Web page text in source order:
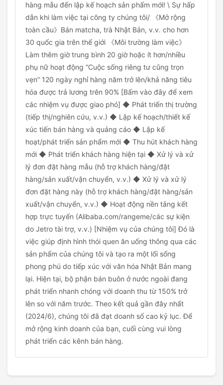
hàng mẫu đến lập kế hoạch sản phẩm mới! \ Sự hấp
dẫn khi làm việc tại công ty chúng tôi/ 《Mở rộng
toàn cầu》Bán matcha, trà Nhật Bản, v.v. cho hơn
30 quốc gia trên thế giới 《Môi trường làm việc》
Làm thêm giờ trung bình 20 giờ hoặc ít hơn/nhiều
phụ nữ hoạt động “Cuộc sống riêng tư cũng trọn
vẹn” 120 ngày nghỉ hàng năm trở lên/khả năng tiêu
hóa được trả lương trên 90% [Bấm vào đây để xem
các nhiệm vụ được giao phó] ◆ Phát triển thị trường
(tiếp thị/nghiên cứu, v.v.) ◆ Lập kế hoạch/thiết kế
xúc tiến bán hàng và quảng cáo ◆ Lập kế
hoạt/phát triển sản phẩm mới ◆ Thu hút khách hàng
mới ◆ Phát triển khách hàng hiện tại ◆ Xử lý và xử
lý đơn đặt hàng mẫu (hỗ trợ khách hàng/đặt
hàng/sản xuất/vận chuyển, v.v.) ◆ Xử lý và xử lý
đơn đặt hàng này (hỗ trợ khách hàng/đặt hàng/sản
xuất/vận chuyển, v.v.) ◆ Hoạt động nền tảng kết
hợp trực tuyến (Alibaba.com/rangeme/các sự kiện
do Jetro tài trợ, v.v.) [Nhiệm vụ của chúng tôi] Đó là
việc giúp định hình thói quen ăn uống thông qua các
sản phẩm của chúng tôi và tạo ra một lối sống
phong phú do tiếp xúc với văn hóa Nhật Bản mang
lại. Hiện tại, bộ phận bán buôn ở nước ngoài đang
phát triển nhanh chóng với doanh thu từ 150% trở
lên so với năm trước. Theo kết quả gần đây nhất
(2024/6), chúng tôi đã đạt doanh số cao kỷ lục. Để
mở rộng kinh doanh của bạn, cuối cùng vui lòng
phát triển các kênh bán hàng.